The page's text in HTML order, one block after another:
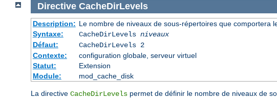
Directive CacheDirLevels
Description: Le nombre de niveaux de sous-répertoires que comportera
Syntaxe:
CacheDirLevels niveaux
Défaut:
CacheDirLevels 2
Contexte:
configuration globale, serveur virtuel
Statut:
Extension
Module:
mod_cache_disk
La directive CacheDirLevels permet de définir le nombre de niveaux de